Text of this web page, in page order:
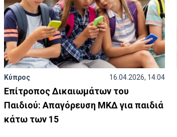
Κύπρος 16.04.2026, 14:04
Επίτροπος Δικαιωμάτων του
Παιδιού: Απαγόρευση ΜΚΔ για παιδιά
κάτω των 15